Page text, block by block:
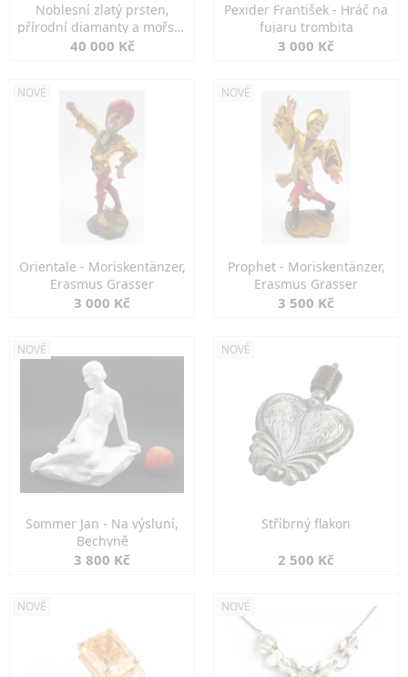
Noblesní zlatý prsten,
přírodní diamanty a mořské
perly
40 000 Kč
Pexider František - Hráč na
fujaru trombita
3 000 Kč
NOVÉ
Orientale - Moriskentänzer,
Erasmus Grasser
3 000 Kč
NOVÉ
Prophet - Moriskentänzer,
Erasmus Grasser
3 500 Kč
NOVÉ
Sommer Jan - Na výsluní,
Bechyně
3 800 Kč
NOVÉ
Stříbrný flakon
2 500 Kč
NOVÉ NOVÉ